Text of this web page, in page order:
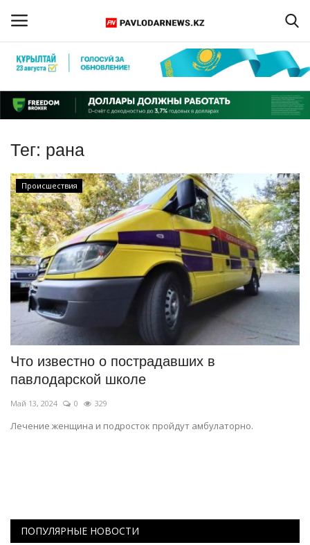
Регистрация
Главная
Обратная связь
ПАВЛОДАРСКАЯ ОБЛАСТЬ
КАЗАХСТАН
МИР
СПЕЦПРОЕКТЫ
СПОРТ
Чек-лист
РАЗВЛЕЧЕНИЯ
Қазақша Русский
Тег: рана
Происшествия
Что известно о пострадавших в
павлодарской школе
Май 13, 2024 0 329
Лечение женщина и подросток пройдут амбулаторно.
ПОПУЛЯРНЫЕ НОВОСТИ